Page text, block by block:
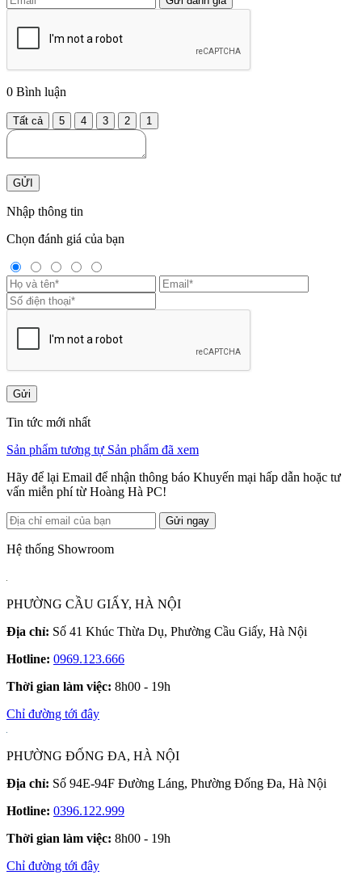
0 Bình luận
Tất cả 5 4 3 2 1
GỬI
Nhập thông tin
Chọn đánh giá của bạn
Gửi
Tin tức mới nhất
Sản phẩm tương tự Sản phẩm đã xem
Hãy để lại Email để nhận thông báo Khuyến mại hấp dẫn hoặc tư
vấn miễn phí từ Hoàng Hà PC!
Gửi ngay
Hệ thống Showroom
PHƯỜNG CẦU GIẤY, HÀ NỘI
Địa chỉ: Số 41 Khúc Thừa Dụ, Phường Cầu Giấy, Hà Nội
Hotline: 0969.123.666
Thời gian làm việc: 8h00 - 19h
Chỉ đường tới đây
PHƯỜNG ĐỐNG ĐA, HÀ NỘI
Địa chỉ: Số 94E-94F Đường Láng, Phường Đống Đa, Hà Nội
Hotline: 0396.122.999
Thời gian làm việc: 8h00 - 19h
Chỉ đường tới đây